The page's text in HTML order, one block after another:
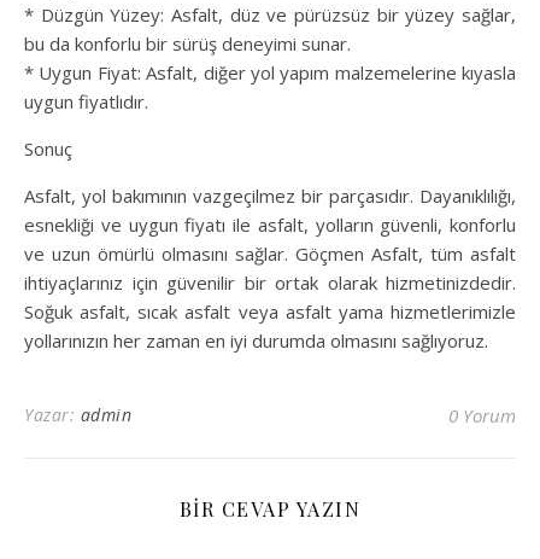
* Düzgün Yüzey: Asfalt, düz ve pürüzsüz bir yüzey sağlar,
bu da konforlu bir sürüş deneyimi sunar.
* Uygun Fiyat: Asfalt, diğer yol yapım malzemelerine kıyasla
uygun fiyatlıdır.
Sonuç
Asfalt, yol bakımının vazgeçilmez bir parçasıdır. Dayanıklılığı,
esnekliği ve uygun fiyatı ile asfalt, yolların güvenli, konforlu
ve uzun ömürlü olmasını sağlar. Göçmen Asfalt, tüm asfalt
ihtiyaçlarınız için güvenilir bir ortak olarak hizmetinizdedir.
Soğuk asfalt, sıcak asfalt veya asfalt yama hizmetlerimizle
yollarınızın her zaman en iyi durumda olmasını sağlıyoruz.
Yazar: admin 0 Yorum
BIR CEVAP YAZIN